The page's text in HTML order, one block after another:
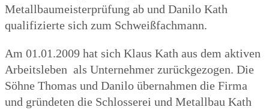
Metallbaumeisterprüfung ab und Danilo Kath
qualifizierte sich zum Schweißfachmann.
Am 01.01.2009 hat sich Klaus Kath aus dem aktiven
Arbeitsleben als Unternehmer zurückgezogen. Die
Söhne Thomas und Danilo übernahmen die Firma
und gründeten die Schlosserei und Metallbau Kath